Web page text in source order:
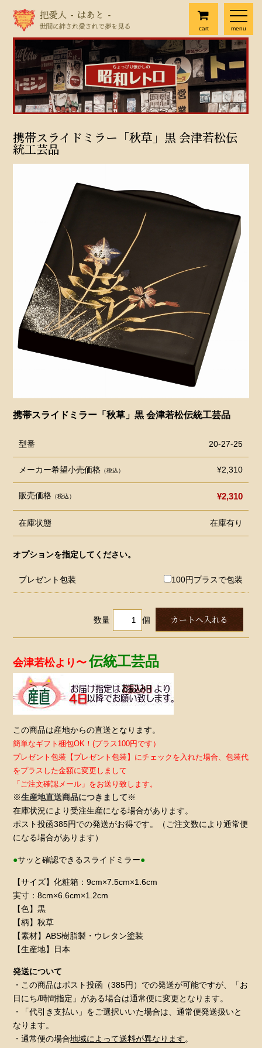
menu
cart
携帯スライドミラー「秋草」黒 会津若松伝
統工芸品
携帯スライドミラー「秋草」黒 会津若松伝統工芸品
型番 20-27-25
メーカー希望小売価格 （税込） ¥2,310
販売価格 （税込） ¥2,310
在庫状態 在庫有り
オプションを指定してください。
プレゼント包装 100円プラスで包装
数量 個
会津若松より〜 伝統工芸品
この商品は産地からの直送となります。
簡単なギフト梱包OK！(プラス100円です）
プレゼント包装【プレゼント包装】にチェックを入れた場合、包装代
をプラスした金額に変更しまして
「ご注文確認メール」をお送り致します。
※生産地直送商品につきまして※
在庫状況により受注生産になる場合があります。
ポスト投函385円での発送がお得です。（ご注文数により通常便
になる場合があります）
●サッと確認できるスライドミラー●
【サイズ】化粧箱：9cm×7.5cm×1.6cm
実寸：8cm×6.6cm×1.2cm
【色】黒
【柄】秋草
【素材】ABS樹脂製・ウレタン塗装
【生産地】日本
発送について
・この商品はポスト投函（385円）での発送が可能ですが、「お
日にち/時間指定」がある場合は通常便に変更となります。
・「代引き支払い」をご選択いいた場合は、通常便発送扱いと
なります。
・通常便の場合地域によって送料が異なります。